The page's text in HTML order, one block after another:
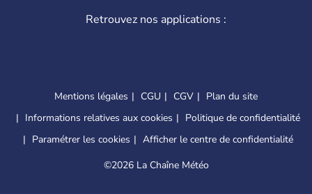
Retrouvez nos applications :
Mentions légales CGU CGV
Plan du site
Informations relatives aux cookies
Politique de confidentialité
Paramétrer les cookies
Afficher le centre de confidentialité
©2026 La Chaîne Météo